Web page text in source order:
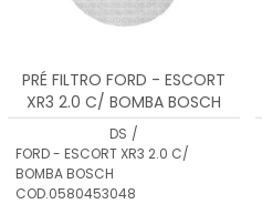
PRÉ FILTRO FORD - ESCORT
XR3 2.0 C/ BOMBA BOSCH
COD.0580453048
DS /
FORD - ESCORT XR3 2.0 C/
BOMBA BOSCH
COD.0580453048